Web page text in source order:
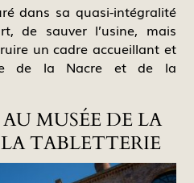
dans sa quasi-intégralité
de sauver l’usine, mais
un cadre accueillant et
de la Nacre et de la
MUSÉE DE LA
TABLETTERIE